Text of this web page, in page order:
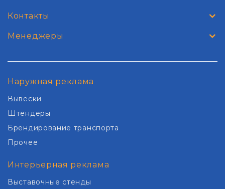
Наружная реклама
Вывески
Штендеры
Брендирование транспорта
Прочее
Интерьерная реклама
Выставочные стенды
Контакты
Менеджеры